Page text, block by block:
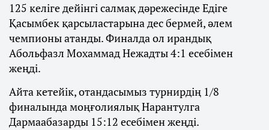
125 келіге дейінгі салмақ дәрежесінде Едіге
Қасымбек қарсыластарына дес бермей, әлем
чемпионы атанды. Финалда ол ирандық
Абольфазл Мохаммад Нежадты 4:1 есебімен
жеңді.
Айта кетейік, отандасымыз турнирдің 1/8
финалында моңғолиялық Нарантулга
Дармаабазарды 15:12 есебімен жеңді.